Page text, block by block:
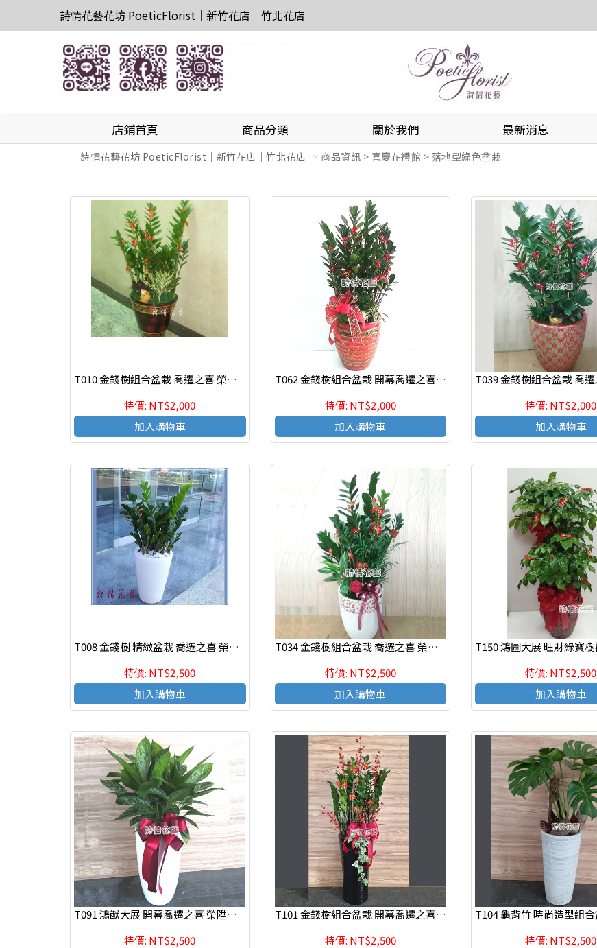
詩情花藝花坊 PoeticFlorist｜新竹花店｜竹北花店
店鋪首頁 商品分類 關於我們 最新消息
詩情花藝花坊 PoeticFlorist｜新竹花店｜竹北花店
商品資訊 > 喜慶花禮館 > 落地型綠色盆栽
T010 金錢樹組合盆栽 喬遷之喜 榮陞誌喜盆栽
特價: NT$2,000
加入購物車
T062 金錢樹組合盆栽 開幕喬遷之喜 榮陞誌喜盆栽
特價: NT$2,000
加入購物車
特價: NT$2,000
加入購物車
T008 金錢樹 精緻盆栽 喬遷之喜 榮陞誌喜盆栽
特價: NT$2,500
加入購物車
T034 金錢樹組合盆栽 喬遷之喜 榮陞誌喜盆栽
特價: NT$2,500
加入購物車
特價: NT$2,500
加入購物車
T091 鴻猷大展 開幕喬遷之喜 榮陞誌喜盆栽 落地盆栽
特價: NT$2,500
T101 金錢樹組合盆栽 開幕喬遷之喜 榮陞誌喜盆栽
特價: NT$2,500
特價: NT$2,500